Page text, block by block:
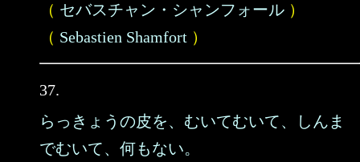
（ セバスチャン・シャンフォール ）
（ Sebastien Shamfort ）
37.
らっきょうの皮を、むいてむいて、しんま
でむいて、何もない。